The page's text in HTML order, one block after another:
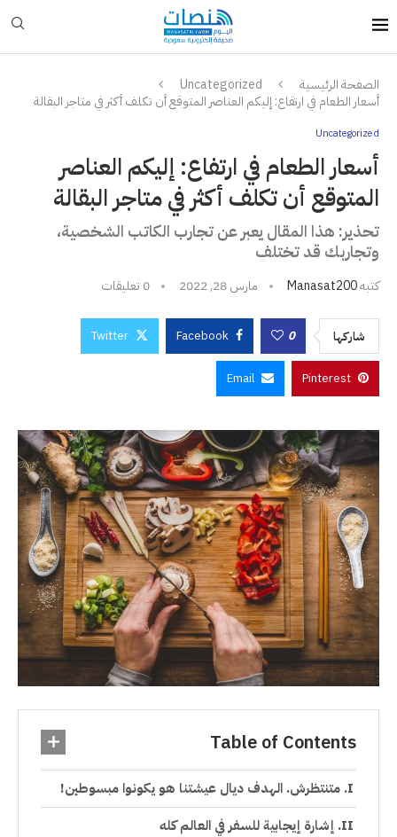
الصفحة الرئيسية
Uncategorized
أسعار الطعام في ارتفاع: إليكم العناصر المتوقع أن تكلف أكثر في متاجر البقالة
Uncategorized
أسعار الطعام في ارتفاع: إليكم العناصر
المتوقع أن تكلف أكثر في متاجر البقالة
تحذير: هذا المقال يعبر عن تجارب الكاتب الشخصية،
وتجاربك قد تختلف
كتبهManasat200 مارس 28, 2022 0 تعليقات
شاركها 0
Facebook
Twitter
Pinterest
Email
Table of Contents
متنتظرش. الهدف ديال عيشتنا هو يكونوا مبسوطين!
إشارة إيجابية للسفر في العالم كله